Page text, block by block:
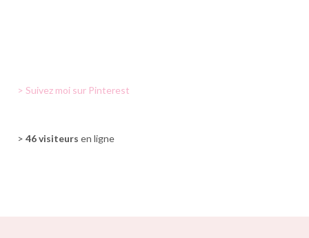
> Suivez moi sur Pinterest
> 46 visiteurs en ligne